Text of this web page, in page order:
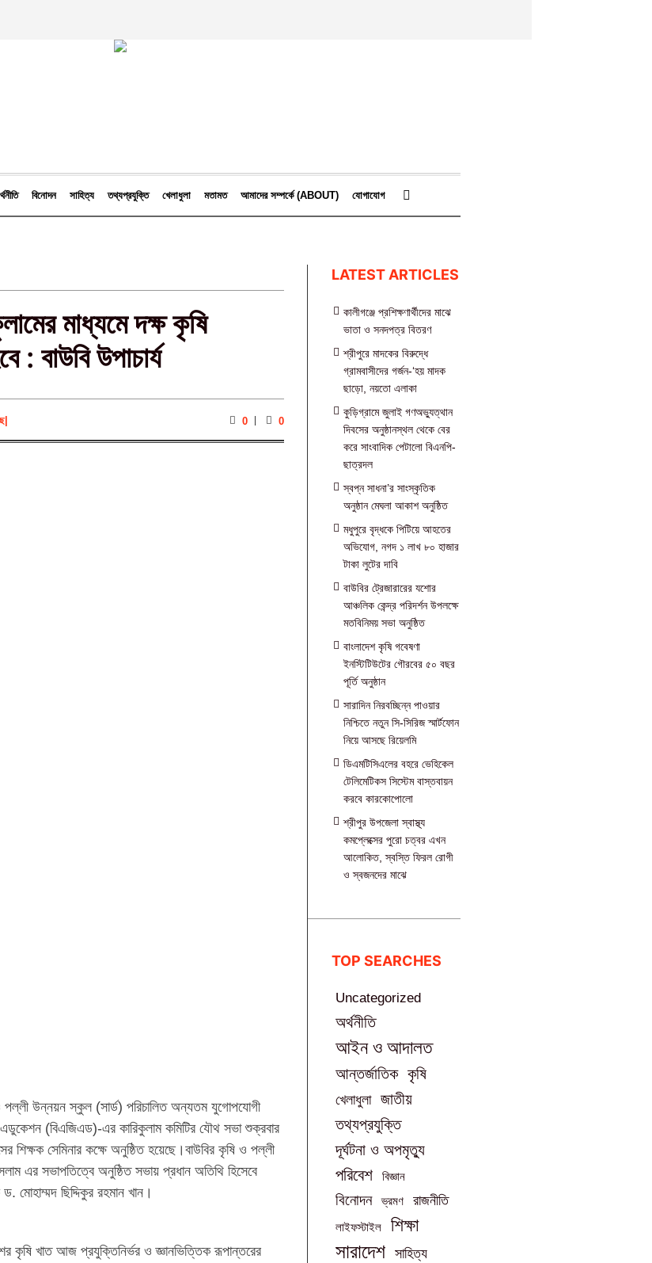
বিনোদন সাহিত্য তথ্যপ্রযুক্তি খেলাধুলা মতামত আমাদের সম্পর্কে (ABOUT) যোগাযোগ
মাধ্যমে দক্ষ কৃষি
বাউবি উপাচার্য
| 0 0
পল্লী উন্নয়ন স্কুল (সার্ড) পরিচালিত অন্যতম যুগোপযোগী
(বিএজিএড)-এর কারিকুলাম কমিটির যৌথ সভা শুক্রবার
শিক্ষক সেমিনার কক্ষে অনুষ্ঠিত হয়েছে।বাউবির কৃষি ও পল্লী
এর সভাপতিত্বে অনুষ্ঠিত সভায় প্রধান অতিথি হিসেবে
মোহাম্মদ ছিদ্দিকুর রহমান খান।
কৃষি খাত আজ প্রযুক্তিনির্ভর ও জ্ঞানভিত্তিক রূপান্তরের
LATEST ARTICLES
কালীগঞ্জে প্রশিক্ষণার্থীদের মাঝে
ভাতা ও সনদপত্র বিতরণ
শ্রীপুরে মাদকের বিরুদ্ধে
গ্রামবাসীদের গর্জন-‘হয় মাদক
ছাড়ো, নয়তো এলাকা
কুড়িগ্রামে জুলাই গণঅভ্যুত্থান
দিবসের অনুষ্ঠানস্থল থেকে বের
করে সাংবাদিক পেটালো বিএনপি-
ছাত্রদল
স্বপ্ন সাধনা’র সাংস্কৃতিক
অনুষ্ঠান মেঘলা আকাশ অনুষ্ঠিত
মধুপুরে বৃদ্ধকে পিটিয়ে আহতের
অভিযোগ, নগদ ১ লাখ ৮০ হাজার
টাকা লুটের দাবি
বাউবির ট্রেজারারের যশোর
আঞ্চলিক কেন্দ্র পরিদর্শন উপলক্ষে
মতবিনিময় সভা অনুষ্ঠিত
বাংলাদেশ কৃষি গবেষণা
ইনস্টিটিউটের গৌরবের ৫০ বছর
পূর্তি অনুষ্ঠান
সারাদিন নিরবচ্ছিন্ন পাওয়ার
নিশ্চিতে নতুন সি-সিরিজ স্মার্টফোন
নিয়ে আসছে রিয়েলমি
ডিএমটিসিএলের বহরে ভেহিকেল
টেলিমেটিকস সিস্টেম বাস্তবায়ন
করবে কারকোপোলো
শ্রীপুর উপজেলা স্বাস্থ্য
কমপ্লেক্সের পুরো চত্বর এখন
আলোকিত, স্বস্তি ফিরল রোগী
ও স্বজনদের মাঝে‎
TOP SEARCHES
Uncategorized
অর্থনীতি
আইন ও আদালত
আন্তর্জাতিক কৃষি
খেলাধুলা জাতীয়
তথ্যপ্রযুক্তি
দূর্ঘটনা ও অপমৃত্যু
পরিবেশ বিজ্ঞান
বিনোদন ভ্রমণ রাজনীতি
লাইফস্টাইল শিক্ষা
সারাদেশ সাহিত্য